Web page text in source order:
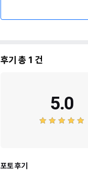
후기 총 1 건
5.0
포토 후기